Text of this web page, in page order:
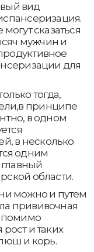
вид
сказаться
мужчин и
для
тогда,
принципе
в одном
в несколько
одним
области.
можно и путем
прививочная
помимо
и таких
и корь.